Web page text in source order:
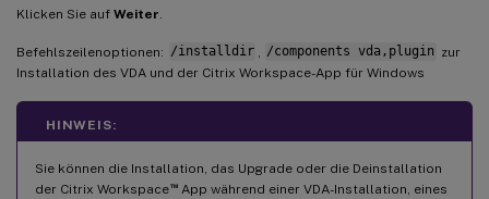
Klicken Sie auf Weiter
Befehlszeilenoptionen: /installdir /components vda,plugin zur
Installation des VDA und der Citrix Workspace-App für Windows
HINWEIS:
Sie können die Installation, das Upgrade oder die Deinstallation
der Citrix Workspace™App während einer VDA-Installation, eines